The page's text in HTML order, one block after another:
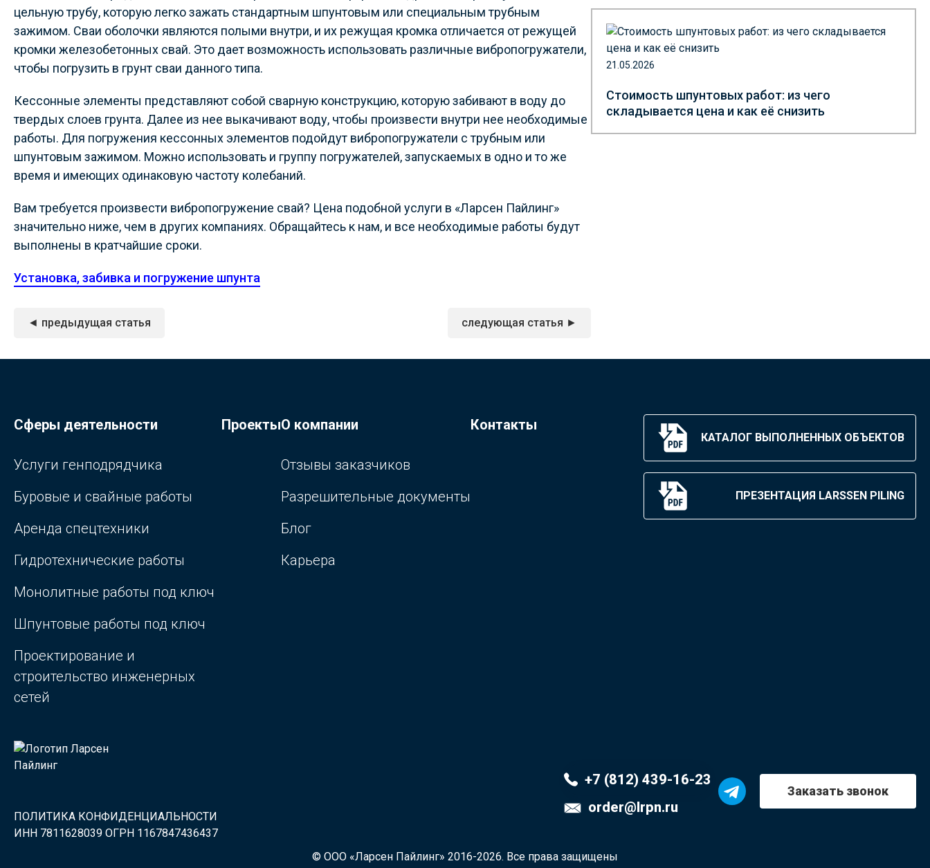
цельную трубу, которую легко зажать стандартным шпунтовым или специальным трубным
зажимом. Сваи оболочки являются полыми внутри, и их режущая кромка отличается от режущей
кромки железобетонных свай. Это дает возможность использовать различные вибропогружатели,
чтобы погрузить в грунт сваи данного типа.
Кессонные элементы представляют собой сварную конструкцию, которую забивают в воду до
твердых слоев грунта. Далее из нее выкачивают воду, чтобы произвести внутри нее необходимые
работы. Для погружения кессонных элементов подойдут вибропогружатели с трубным или
шпунтовым зажимом. Можно использовать и группу погружателей, запускаемых в одно и то же
время и имеющих одинаковую частоту колебаний.
Вам требуется произвести вибропогружение свай? Цена подобной услуги в «Ларсен Пайлинг»
значительно ниже, чем в других компаниях. Обращайтесь к нам, и все необходимые работы будут
выполнены в кратчайшие сроки.
Установка, забивка и погружение шпунта
◄ предыдущая статья следующая статья ►
21.05.2026
Стоимость шпунтовых работ: из чего
складывается цена и как её снизить
Сферы деятельности
Услуги генподрядчика
Буровые и свайные работы
Аренда спецтехники
Гидротехнические работы
Монолитные работы под ключ
Шпунтовые работы под ключ
Проектирование и
строительство инженерных
сетей
ПроектыО компании
Отзывы заказчиков
Разрешительные документы
Блог
Карьера
Контакты
КАТАЛОГ ВЫПОЛНЕННЫХ ОБЪЕКТОВ
ПРЕЗЕНТАЦИЯ LARSSEN PILING
ПОЛИТИКА КОНФИДЕНЦИАЛЬНОСТИ
ИНН 7811628039 ОГРН 1167847436437
+7 (812) 439-16-23
order@lrpn.ru
Заказать звонок
© ООО «Ларсен Пайлинг» 2016-2026. Все права защищены